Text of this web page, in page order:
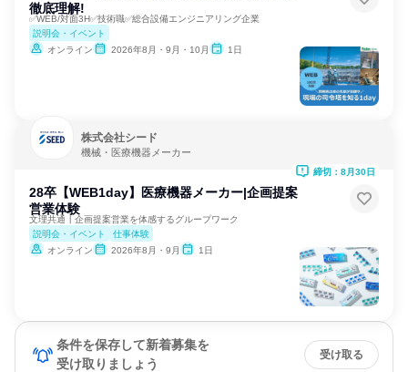
徹底理解!
✅WEB/対面3H✅技術職✅総合設備エンジニアリング企業
説明会・イベント
オンライン
2026年8月・9月・10月 1日
株式会社シード
機械・医療機器メーカー
28卒【WEB1day】医療機器メーカー|企画提案
営業体験
文理共通┃企画提案営業を体感するグループワーク
説明会・イベント
仕事体験
オンライン
2026年8月・9月 1日
締切：8月30日
条件を保存して新着募集を
受け取りましょう
受け取る